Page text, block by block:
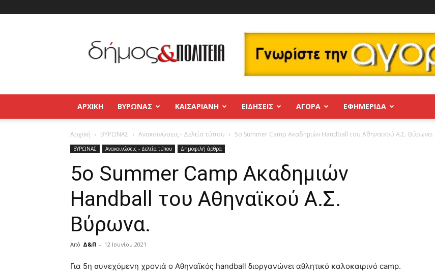
και
Πολιτεία
Βύρωνας
–
Παγκράτι
ΑΡΧΙΚΉ ΒΥΡΩΝΑΣ ΚΑΙΣΑΡΙΑΝΗ ΕΙΔΗΣΕΙΣ ΑΓΟΡΑ ΕΦΗΜΕΡΊΔΑ
Αρχική ΒΥΡΩΝΑΣ Ανακοινώσεις - Δελτία τύπου 5o Summer Camp Ακαδημιών Handball του Αθηναϊκού Α.Σ. Βύρωνα.
ΒΥΡΩΝΑΣ Ανακοινώσεις - Δελτία τύπου Δημοφιλή άρθρα
5o Summer Camp Ακαδημιών
Handball του Αθηναϊκού Α.Σ.
Βύρωνα.
Από Δ&Π - 12 Ιουνίου 2021
blonde
lesbians
Για 5η συνεχόμενη χρονιά ο Αθηναϊκός handball διοργανώνει αθλητικό καλοκαιρινό camp.